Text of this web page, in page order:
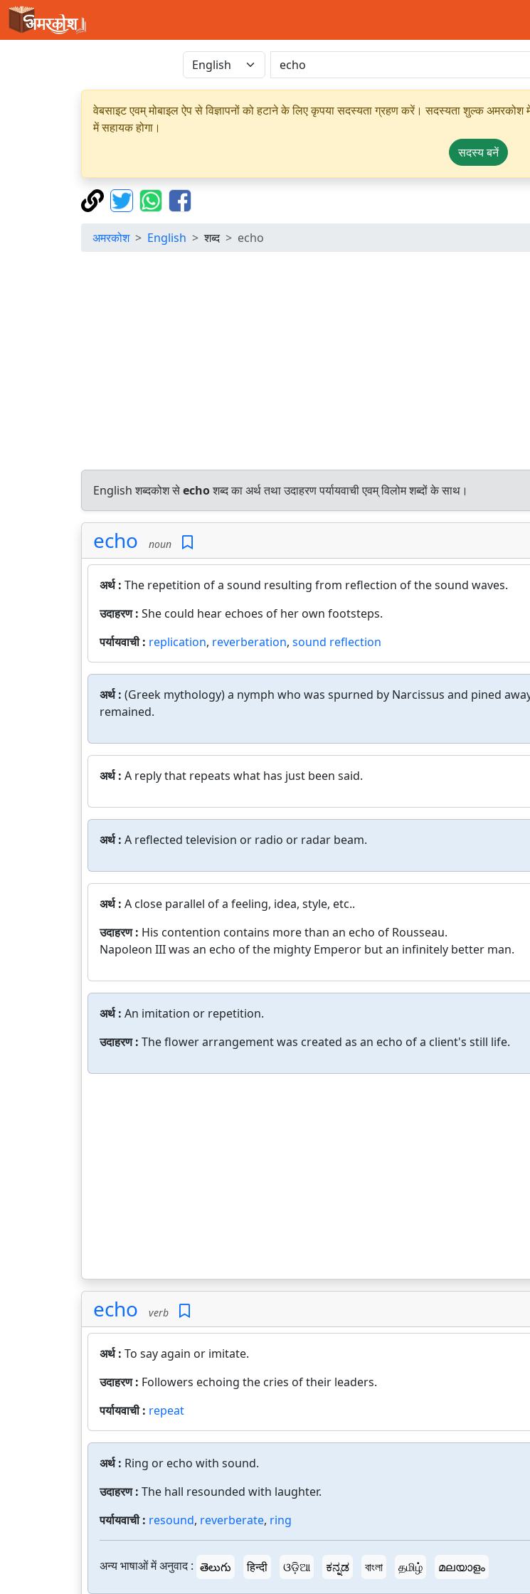
वेबसाइट एवम् मोबाइल ऐप से विज्ञापनों को हटाने के लिए कृपया सदस्यता ग्रहण करें। सदस्यता शुल्क अमरकोश
में सहायक होगा।
सदस्य बनें
अमरकोश English शब्द echo
English शब्दकोश सेechoशब्द का अर्थ तथा उदाहरण पर्यायवाची एवम् विलोम शब्दों के साथ।
echo noun
अर्थ : The repetition of a sound resulting from reflection of the sound waves.
उदाहरण : She could hear echoes of her own footsteps.
पर्यायवाची : replication, reverberation, sound reflection
अर्थ : (Greek mythology) a nymph who was spurned by Narcissus and pined
remained.
अर्थ : A reply that repeats what has just been said.
अर्थ : A reflected television or radio or radar beam.
अर्थ : A close parallel of a feeling, idea, style, etc..
उदाहरण : His contention contains more than an echo of Rousseau.
Napoleon III was an echo of the mighty Emperor but an infinitely better man.
अर्थ : An imitation or repetition.
उदाहरण : The flower arrangement was created as an echo of a client's still life.
echo verb
अर्थ : To say again or imitate.
उदाहरण : Followers echoing the cries of their leaders.
पर्यायवाची : repeat
अर्थ : Ring or echo with sound.
उदाहरण : The hall resounded with laughter.
पर्यायवाची : resound, reverberate, ring
अन्य भाषाओं में अनुवाद : తెలుగు हिन्दी ଓଡ଼ିଆ ಕನ್ನಡ বাংলা தமிழ் മലയാളം